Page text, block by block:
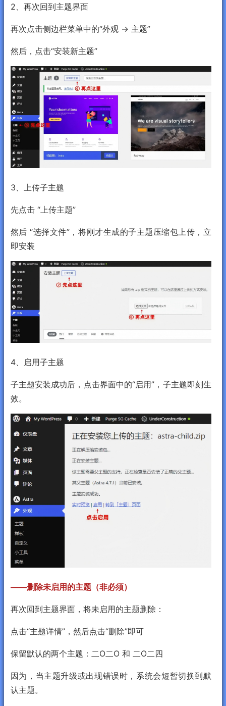
2、再次回到主题界面
再次点击侧边栏菜单中的“外观 → 主题”
然后，点击“安装新主题”
3、上传子主题
先点击 “上传主题”
然后 “选择文件”，将刚才生成的子主题压缩包上传，立
即安装
4、启用子主题
子主题安装成功后，点击界面中的“启用”，子主题即刻生
效。
——删除未启用的主题（非必须）
再次回到主题界面，将未启用的主题删除：
点击“主题详情”，然后点击“删除”即可
保留默认的两个主题：二O二O 和 二O二四
因为，当主题升级或出现错误时，系统会短暂切换到默
认主题。